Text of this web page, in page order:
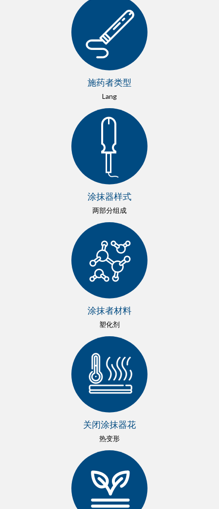
施药者类型
Lang
涂抹器样式
两部分组成
涂抹者材料
塑化剂
关闭涂抹器花
热变形